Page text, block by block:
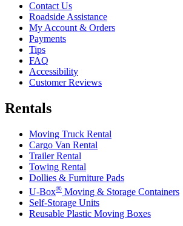
Contact Us
Roadside Assistance
My Account & Orders
Payments
Tips
FAQ
Accessibility
Customer Reviews
Rentals
Moving Truck Rental
Cargo Van Rental
Trailer Rental
Towing Rental
Dollies & Furniture Pads
U-Box® Moving & Storage Containers
Self-Storage Units
Reusable Plastic Moving Boxes